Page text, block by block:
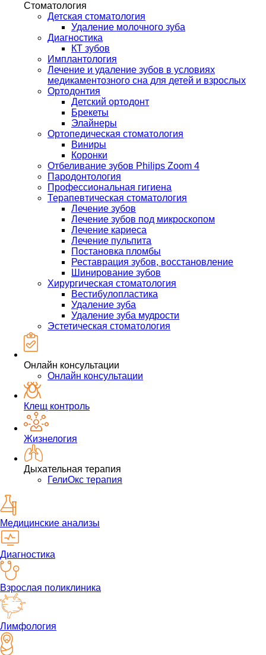
Стоматология
Детская стоматология
Удаление молочного зуба
Диагностика
КТ зубов
Имплантология
Лечение и удаление зубов в условиях
медикаментозного сна для детей и взрослых
Ортодонтия
Детский ортодонт
Брекеты
Элайнеры
Ортопедическая стоматология
Виниры
Коронки
Отбеливание зубов Philips Zoom 4
Пародонтология
Профессиональная гигиена
Терапевтическая стоматология
Лечение зубов
Лечение зубов под микроскопом
Лечение кариеса
Лечение пульпита
Постановка пломбы
Реставрация зубов, восстановление
Шинирование зубов
Хирургическая стоматология
Вестибулопластика
Удаление зуба
Удаление зуба мудрости
Эстетическая стоматология
Онлайн консультации
Онлайн консультации
Клещ контроль
Жизнелогия
Дыхательная терапия
ГелиОкс терапия
Медицинские анализы
Диагностика
Взрослая поликлиника
Лимфология